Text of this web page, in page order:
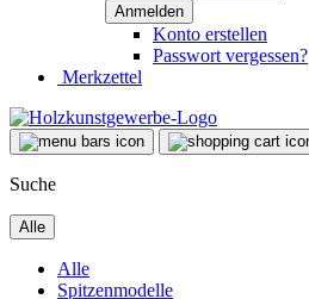
Konto erstellen
Passwort vergessen?
Merkzettel
Suche
Alle
Alle
Spitzenmodelle